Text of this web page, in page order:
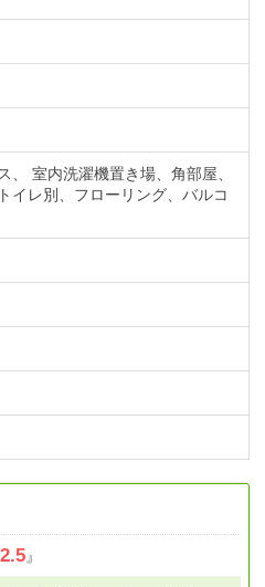
室内洗濯機置き場
角部屋
イレ別
フローリング
バルコ
2.5』